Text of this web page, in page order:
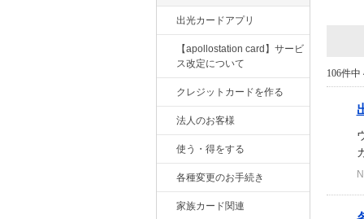
出光カードアプリ
【apollostation card】サービ
ス改定について
クレジットカードを作る
法人のお客様
使う・得をする
各種変更のお手続き
家族カード関連
106件中